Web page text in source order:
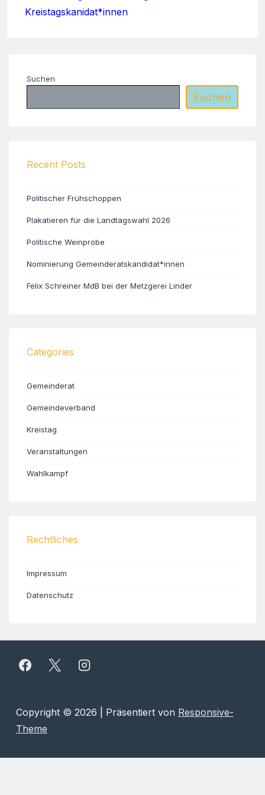
Kreistagskanidat*innen
Suchen
Suchen
Recent Posts
Politischer Frühschoppen
Plakatieren für die Landtagswahl 2026
Politische Weinprobe
Nominierung Gemeinderatskandidat*innen
Felix Schreiner MdB bei der Metzgerei Linder
Categories
Gemeinderat
Gemeindeverband
Kreistag
Veranstaltungen
Wahlkampf
Rechtliches
Impressum
Datenschutz
Copyright © 2026 | Präsentiert von Responsive-
Theme